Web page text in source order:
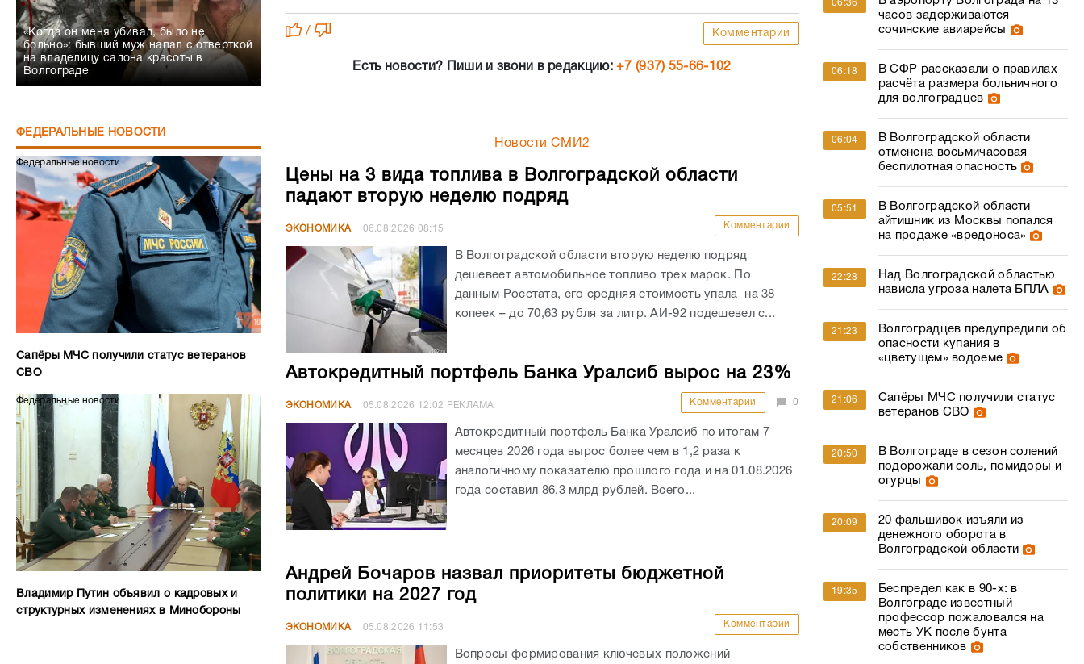
ФЕДЕРАЛЬНЫЕ НОВОСТИ
Федеральные новости
Сапёры МЧС получили статус ветеранов
Федеральные новости
Владимир Путин объявил о кадровых и
структурных изменениях в Минобороны
Цены на 3 вида топлива в Волгоградской области
В Волгоградской области вторую неделю подряд
дешевеет автомобильное топливо трех марок. По
данным Росстата, его средняя стоимость упала на 38
копеек – до 70,63 рубля за литр. АИ-92 подешевел с...
Автокредитный портфель Банка Уралсиб вырос на 23%
ЭКОНОМИКА 05.08.202612:02 РЕКЛАМА Комментарии
аналогичному показателю прошлого года и на 01.08.2026
года составил 86,3 млрд рублей. Всего...
Андрей Бочаров назвал приоритеты бюджетной
политики на 2027 год
ЭКОНОМИКА 05.08.202611:53
областного бюджета на будущий год и на плановый
период были рассмотрены сегодня, 5 августа, на
совещании у губернатора с участием заместителей главы
В Волгоградской области
отменена восьмичасовая
беспилотная опасность
В Волгоградской области
айтишник из Москвы попался
на продаже «вредоноса»
Над Волгоградской областью
нависла угроза налета БПЛА
Волгоградцев предупредили об
опасности купания в
«цветущем» водоеме
Сапёры МЧС получили статус
ветеранов СВО
В Волгограде в сезон солений
подорожали соль, помидоры и
огурцы
20 фальшивок изъяли из
денежного оборота в
Волгоградской области
Беспредел как в 90-х: в
Волгограде известный
профессор пожаловался на
месть УК после бунта
собственников
19:06
Сотрудница Росгвардии
быстрее всех переплыла Волгу
в Волгограде
Четыре кандидата поборются